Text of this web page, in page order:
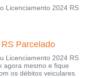
Licenciamento 2024 RS
Parcelado
Licenciamento 2024 RS
agora mesmo e fique
os débitos veiculares.